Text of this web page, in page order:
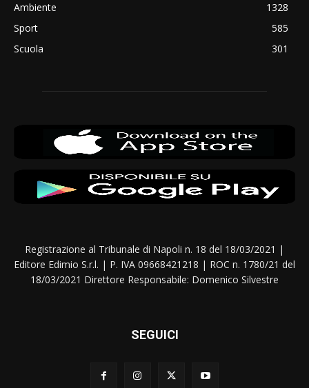
Ambiente
1328
Sport
585
Scuola
301
Registrazione al Tribunale di Napoli n. 18 del 18/03/2021 |
Editore Edimio S.r.l. | P. IVA 09668421218 | ROC n. 1780/21 del
18/03/2021 Direttore Responsabile: Domenico Silvestre
SEGUICI